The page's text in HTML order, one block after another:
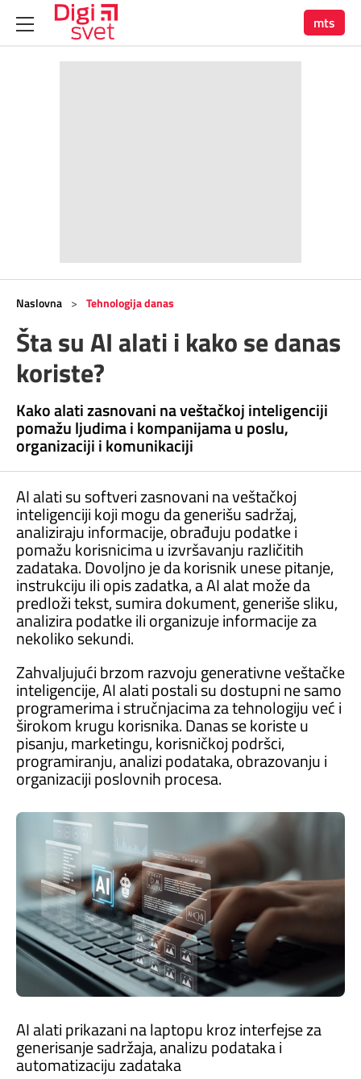
mts
Naslovna > Tehnologija danas
Šta su AI alati i kako se danas
koriste?
Kako alati zasnovani na veštačkoj inteligenciji
pomažu ljudima i kompanijama u poslu,
organizaciji i komunikaciji
AI alati su softveri zasnovani na veštačkoj
inteligenciji koji mogu da generišu sadržaj,
analiziraju informacije, obrađuju podatke i
pomažu korisnicima u izvršavanju različitih
zadataka. Dovoljno je da korisnik unese pitanje,
instrukciju ili opis zadatka, a AI alat može da
predloži tekst, sumira dokument, generiše sliku,
analizira podatke ili organizuje informacije za
nekoliko sekundi.
Zahvaljujući brzom razvoju generativne veštačke
inteligencije, AI alati postali su dostupni ne samo
programerima i stručnjacima za tehnologiju već i
širokom krugu korisnika. Danas se koriste u
pisanju, marketingu, korisničkoj podršci,
programiranju, analizi podataka, obrazovanju i
organizaciji poslovnih procesa.
AI alati prikazani na laptopu kroz interfejse za
generisanje sadržaja, analizu podataka i
automatizaciju zadataka